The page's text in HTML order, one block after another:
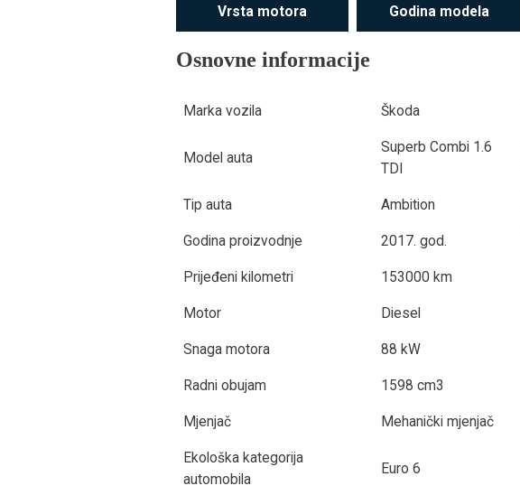
Vrsta motora
Godina modela
Osnovne informacije
Marka vozila Škoda
Model auta
Superb Combi 1.6
TDI
Tip auta Ambition
Godina proizvodnje 2017. god.
Prijeđeni kilometri 153000 km
Motor Diesel
Snaga motora 88 kW
Radni obujam 1598 cm3
Mjenjač Mehanički mjenjač
Ekološka kategorija
automobila
Euro 6